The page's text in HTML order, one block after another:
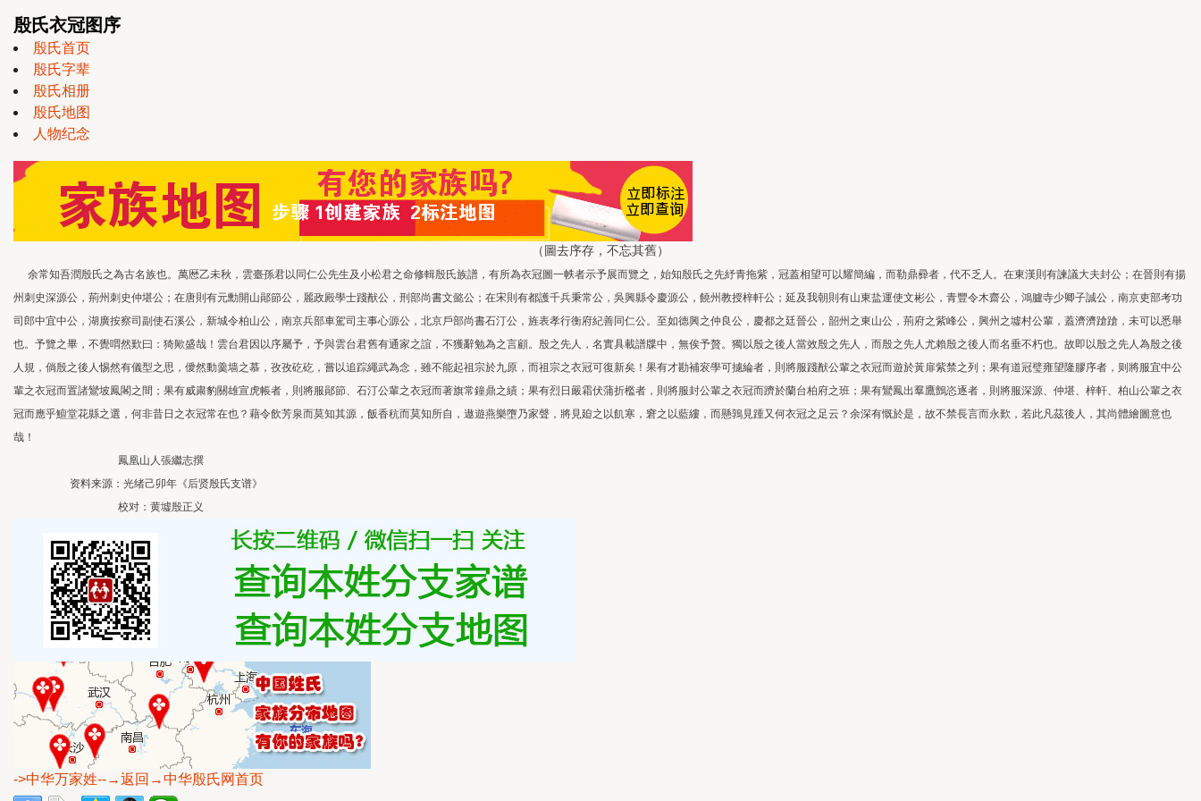
殷氏衣冠图序
殷氏首页
殷氏字辈
殷氏相册
殷氏地图
人物纪念
（圖去序存，不忘其舊）
余常知吾潤殷氏之為古名族也。萬厯乙未秋，雲臺孫君以同仁公先生及小松君之命修輯殷氏族譜，有所為衣冠圖一帙者示予展而覽之，始知殷氏之先紓青拖紫，冠蓋相望可以耀簡編，而勒鼎彛者，代不乏人。在東漢則有諫議大夫封公；在晉則有揚
州刺史深源公，荊州刺史仲堪公；在唐則有元勳開山鄖節公，麗政殿學士踐猷公，刑部尚書文懿公；在宋則有都護千兵秉常公，吳興縣令慶源公，饒州教授梓軒公；延及我朝則有山東盐運使文彬公，青豐令木齋公，鴻臚寺少卿子誠公，南京吏部考功
司郎中宜中公，湖廣按察司副使石溪公，新城令柏山公，南京兵部車駕司主事心源公，北京戶部尚書石汀公，旌表孝行衡府紀善同仁公。至如德興之仲良公，慶都之廷晉公，韶州之東山公，荊府之紫峰公，興州之墟村公輩，蓋濟濟蹌蹌，未可以悉舉
也。予覽之畢，不覺喟然歎曰：猗歟盛哉！雲台君因以序屬予，予與雲台君舊有通家之誼，不獲辭勉為之言顧。殷之先人，名實具載譜牒中，無俟予贅。獨以殷之後人當效殷之先人，而殷之先人尤賴殷之後人而名垂不朽也。故即以殷之先人為殷之後
人規，倘殷之後人惕然有儀型之思，僾然動羹墙之慕，孜孜矻矻，嘗以追踪繩武為念，雖不能起祖宗於九原，而祖宗之衣冠可復新矣！果有才勘補衮學可攄綸者，則將服踐猷公輩之衣冠而遊於黃扉紫禁之列；果有道冠璧雍望隆膠序者，则將服宜中公
輩之衣冠而置諸鸞坡鳳閣之間；果有威粛豹關雄宣虎帳者，則將服鄖節、石汀公輩之衣冠而著旗常鐘鼎之績；果有烈日嚴霜伏蒲折檻者，則將服封公輩之衣冠而躋於蘭台柏府之班；果有鸞鳳出羣鷹鸇恣逐者，則將服深源、仲堪、梓軒、柏山公輩之衣
冠而應乎鱣堂花縣之選，何非昔日之衣冠常在也？藉令飲芳泉而莫知其源，飯香秔而莫知所自，遨遊燕樂墮乃家聲，將見廹之以飢寒，窘之以藍縷，而懸鶉見踵又何衣冠之足云？余深有慨於是，故不禁長言而永歎，若此凡茲後人，其尚體繪圖意也
哉！
鳳凰山人張繼志撰
资料来源：光绪己卯年《后贤殷氏支谱》
校对：黄墟殷正义
->中华万家姓--→返回→中华殷氏网首页